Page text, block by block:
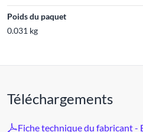
Poids du paquet
0.031 kg
Téléchargements
Fiche technique du fabricant -